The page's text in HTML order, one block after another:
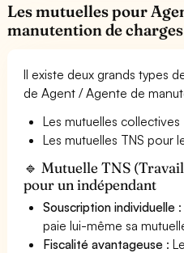
Les mutuelles pour
manutention de
Il existe deux grands types
de Agent / Agente de
Les mutuelles collectives
Les mutuelles TNS pour
🔹 Mutuelle TNS
pour un indépendant
Souscription individuelle
paie lui-même sa
Fiscalité avantageuse :